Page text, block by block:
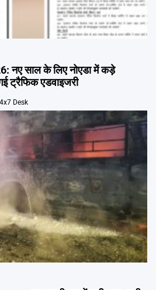
नए साल के लिए नोएडा में कड़े
ट्रैफिक एडवाइजरी
Desk